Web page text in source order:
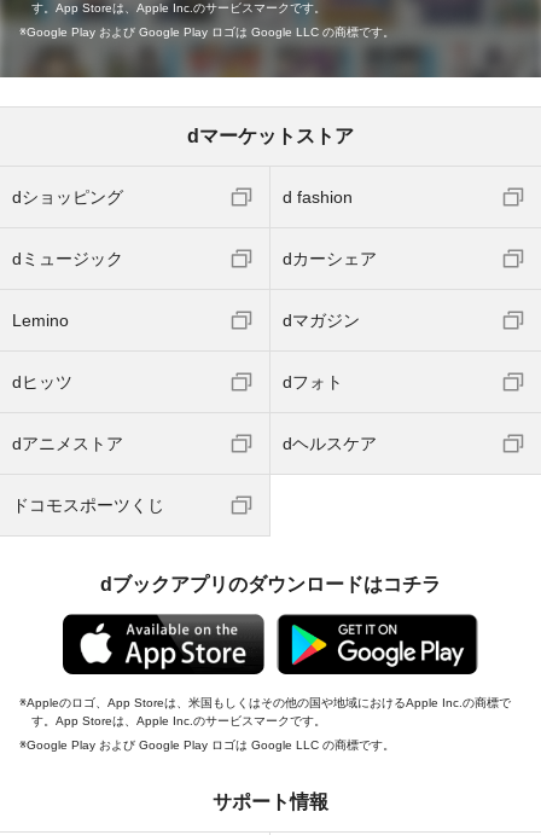
す。App Storeは、Apple Inc.のサービスマークです。
Google Play および Google Play ロゴは Google LLC の商標です。
dマーケットストア
dショッピング d fashion
dミュージック dカーシェア
Lemino dマガジン
dヒッツ dフォト
dアニメストア dヘルスケア
ドコモスポーツくじ
dブックアプリのダウンロードはコチラ
Appleのロゴ、App Storeは、米国もしくはその他の国や地域におけるApple Inc.の商標で
す。App Storeは、Apple Inc.のサービスマークです。
Google Play および Google Play ロゴは Google LLC の商標です。
サポート情報